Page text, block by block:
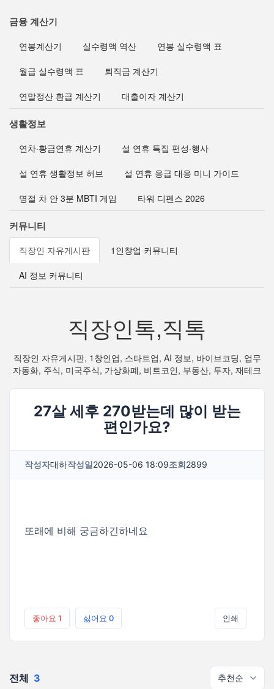
금융 계산기
연봉계산기 실수령액 역산 연봉 실수령액 표
월급 실수령액 표 퇴직금 계산기
연말정산 환급 계산기 대출이자 계산기
생활정보
연차·황금연휴 계산기 설 연휴 특집 편성·행사
설 연휴 생활정보 허브 설 연휴 응급 대응 미니 가이드
명절 차 안 3분 MBTI 게임 타워 디펜스 2026
커뮤니티
직장인 자유게시판 1인창업 커뮤니티
AI 정보 커뮤니티
직장인톡,직톡
직장인 자유게시판, 1창인업, 스타트업, AI 정보, 바이브코딩, 업무
자동화, 주식, 미국주식, 가상화폐, 비트코인, 부동산, 투자, 재테크
27살 세후 270받는데 많이 받는
편인가요?
작성자대하작성일2026-05-06 18:09조회2899
또래에 비해 궁금하긴하네요
좋아요 1 싫어요 0 인쇄
전체 3